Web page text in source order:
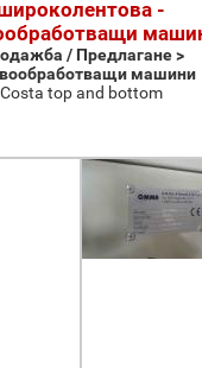
-
/ Предлагане >
машини
Costa top and bottom